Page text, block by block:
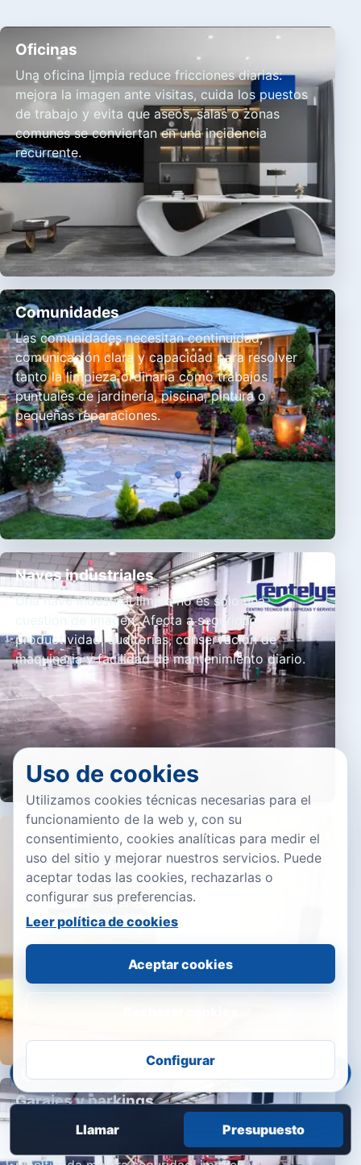
Oficinas
Una oficina limpia reduce fricciones diarias:
mejora la imagen ante visitas, cuida los puestos
de trabajo y evita que aseos, salas o zonas
comunes se conviertan en una incidencia
recurrente.
Comunidades
Las comunidades necesitan continuidad,
comunicación clara y capacidad para resolver
tanto la limpieza ordinaria como trabajos
puntuales de jardinería, piscina, pintura o
pequeñas reparaciones.
Naves industriales
Una nave industrial limpia no es solo una
cuestión de imagen. Afecta a seguridad,
productividad, auditorías, conservación de
maquinaria y facilidad de mantenimiento diario.
Centros comerciales
Los espacios comerciales exigen limpieza visible,
rápida y coordinada con horarios de menor
afluencia. La experiencia del visitante depende
de suelos, aseos, cristales y zonas comunes
impecables.
Garajes y parkings
Garajes y parkings acumulan polvo, aceite,
residuos y desgaste visual. Una limpieza bien
Área privada
Uso de cookies
Utilizamos cookies técnicas necesarias para el
funcionamiento de la web y, con su
consentimiento, cookies analíticas para medir el
uso del sitio y mejorar nuestros servicios. Puede
aceptar todas las cookies, rechazarlas o
configurar sus preferencias.
Leer política de cookies
Aceptar cookies
Configurar
Llamar Presupuesto